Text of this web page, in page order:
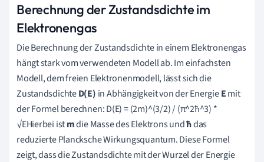
Berechnung der Zustandsdichte im
Elektronengas
Die Berechnung der Zustandsdichte in einem Elektronengas
hängt stark vom verwendeten Modell ab. Im einfachsten
Modell, dem freien Elektronenmodell, lässt sich die
ZustandsdichteD(E) in Abhängigkeit von der EnergieEmit
der Formel berechnen: D(E) = (2m)^(3/2) / (π^2ħ^3) *
√EHierbei istmdie Masse des Elektrons undħdas
reduzierte Plancksche Wirkungsquantum. Diese Formel
zeigt, dass die Zustandsdichte mit der Wurzel der Energie